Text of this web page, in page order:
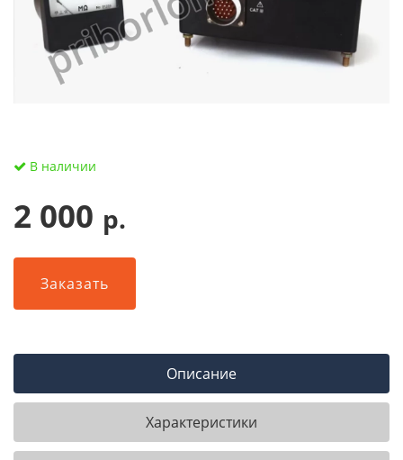
В наличии
2 000 р.
Заказать
Описание
Характеристики